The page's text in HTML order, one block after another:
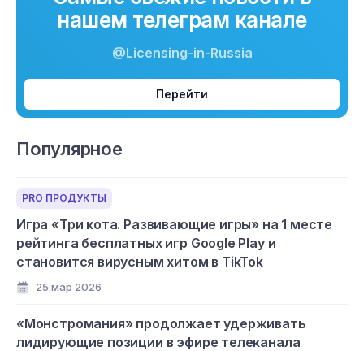
нашем телеграм канале
@Licensing-in-Russia
Перейти
Популярное
PRO ПРОДУКТЫ
Игра «Три кота. Развивающие игры» на 1 месте
рейтинга бесплатных игр Google Play и
становится вирусным хитом в TikTok
25 мар 2026
«Монстромания» продолжает удерживать
лидирующие позиции в эфире телеканала